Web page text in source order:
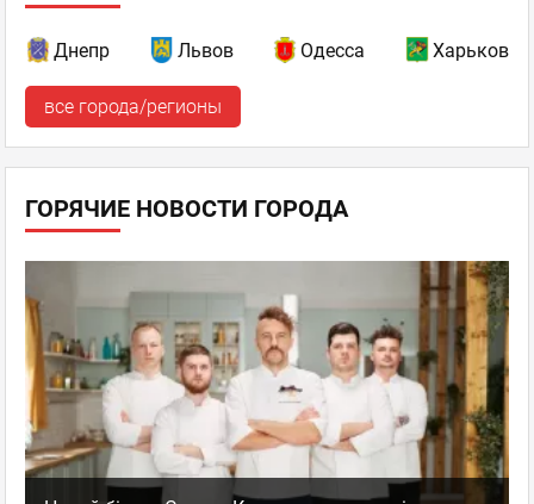
Днепр Львов Одесса Харьков
все города/регионы
ГОРЯЧИЕ НОВОСТИ ГОРОДА